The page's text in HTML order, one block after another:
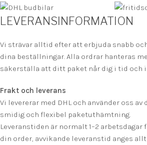
LEVERANSINFORMATION
Vi strävar alltid efter att erbjuda snabb
dina beställningar. Alla ordrar hanteras
säkerställa att ditt paket når dig i tid och
Frakt och leverans
Vi levererar med DHL och använder oss
smidig och flexibel paketuthämtning.
Leveranstiden är normalt 1–2
din order, avvikande leveranstid anges